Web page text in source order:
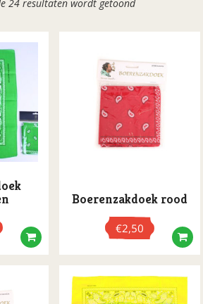
24 resultaten wordt getoond
populariteit
Boerenzakdoek rood
€2,50